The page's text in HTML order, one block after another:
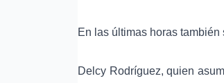
En las últimas horas
Delcy Rodríguez, quien